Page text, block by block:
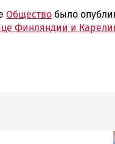
Общество было
Финляндии и